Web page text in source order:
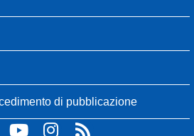
di pubblicazione